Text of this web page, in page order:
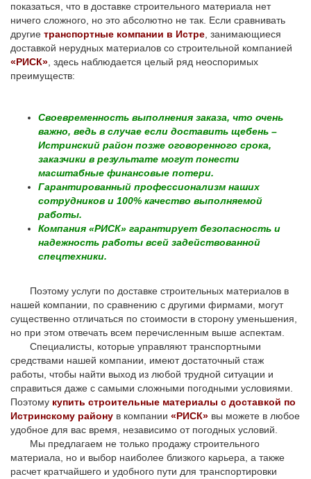
показаться, что в доставке строительного материала нет
ничего сложного, но это абсолютно не так. Если сравнивать
другие транспортные компании в Истре , занимающиеся
доставкой нерудных материалов со строительной компанией
«РИСК» , здесь наблюдается целый ряд неоспоримых
преимуществ:
Своевременность выполнения заказа, что очень
важно, ведь в случае если доставить щебень –
Истринский район позже оговоренного срока,
заказчики в результате могут понести
масштабные финансовые потери.
Гарантированный профессионализм наших
сотрудников и 100% качество выполняемой
работы.
Компания «РИСК» гарантирует безопасность и
надежность работы всей задействованной
спецтехники.
Поэтому услуги по доставке строительных материалов в
нашей компании, по сравнению с другими фирмами, могут
существенно отличаться по стоимости в сторону уменьшения,
но при этом отвечать всем перечисленным выше аспектам.
Специалисты, которые управляют транспортными
средствами нашей компании, имеют достаточный стаж
работы, чтобы найти выход из любой трудной ситуации и
справиться даже с самыми сложными погодными условиями.
Поэтому купить строительные материалы с доставкой по
Истринскому району в компании «РИСК» вы можете в любое
удобное для вас время, независимо от погодных условий.
Мы предлагаем не только продажу строительного
материала, но и выбор наиболее близкого карьера, а также
расчет кратчайшего и удобного пути для транспортировки